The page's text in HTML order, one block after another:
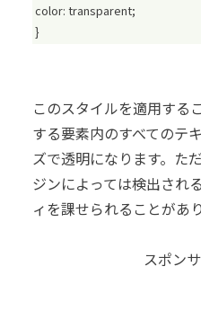
color: transparent;
}
このスタイルを適用する
する要素内のすべてのテ
ズで透明になります。た
ジンによっては検出され
ィを課せられることがあり
スポン